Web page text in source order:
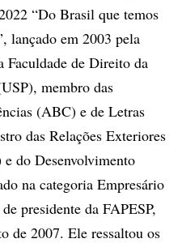
“Do Brasil que temos
lançado em 2003 pela
Faculdade de Direito da
membro das
(ABC) e de Letras
das Relações Exteriores
do Desenvolvimento
na categoria Empresário
presidente da FAPESP,
de 2007. Ele ressaltou os